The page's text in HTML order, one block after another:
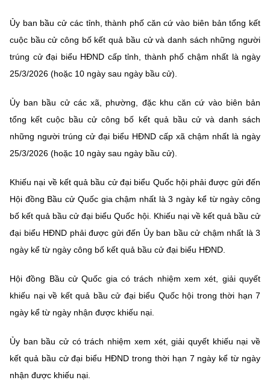
BỘ KHOA HỌC VÀ CÔNG NGHỆ
MINISTRY OF SCIENCE AND TECHNOLOGY
Điều khoản sử dụng Theo dõi MST: Góp ý
Cơ quan chủ quản: Bộ Khoa học và Công nghệ (MST)
Chịu trách nhiệm nội dung: Nguyễn Thị Hải Hằng
Liên hệ
Điện thoại: 024 3936 9506
Email: stc@mst.gov.vn
©2026 Bản quyền thuộc Bộ Khoa Học và Công Nghệ
website này)
Ủy ban bầu cử các tỉnh, thành phố căn cứ vào biên bản tổng kết
cuộc bầu cử công bố kết quả bầu cử và danh sách những người
trúng cử đại biểu HĐND cấp tỉnh, thành phố chậm nhất là ngày
25/3/2026 (hoặc 10 ngày sau ngày bầu cử).
Ủy ban bầu cử các xã, phường, đặc khu căn cứ vào biên bản
tổng kết cuộc bầu cử công bố kết quả bầu cử và danh sách
những người trúng cử đại biểu HĐND cấp xã chậm nhất là ngày
25/3/2026 (hoặc 10 ngày sau ngày bầu cử).
Khiếu nại về kết quả bầu cử đại biểu Quốc hội phải được gửi đến
Hội đồng Bầu cử Quốc gia chậm nhất là 3 ngày kể từ ngày công
bố kết quả bầu cử đại biểu Quốc hội. Khiếu nại về kết quả bầu cử
đại biểu HĐND phải được gửi đến Ủy ban bầu cử chậm nhất là 3
ngày kể từ ngày công bố kết quả bầu cử đại biểu HĐND.
Hội đồng Bầu cử Quốc gia có trách nhiệm xem xét, giải quyết
khiếu nại về kết quả bầu cử đại biểu Quốc hội trong thời hạn 7
ngày kể từ ngày nhận được khiếu nại.
Ủy ban bầu cử có trách nhiệm xem xét, giải quyết khiếu nại về
kết quả bầu cử đại biểu HĐND trong thời hạn 7 ngày kể từ ngày
nhận được khiếu nại.